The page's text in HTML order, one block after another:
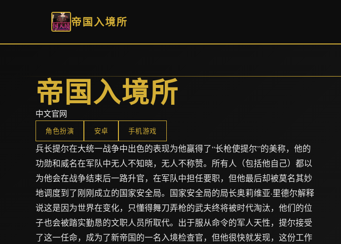
帝国入境所
帝国入境所
中文官网
角色扮演 安卓 手机游戏
兵长提尔在大统一战争中出色的表现为他赢得了“长枪使提尔”的美称，他的
功勋和威名在军队中无人不知晓，无人不称赞。所有人（包括他自己）都以
为他会在战争结束后一路升官，在军队中担任要职，但他最后却被莫名其妙
地调度到了刚刚成立的国家安全局。国家安全局的局长奥莉维亚·里德尔解释
说这是因为世界在变化，只懂得舞刀弄枪的武夫终将被时代淘汰，他们的位
子也会被踏实勤恳的文职人员所取代。出于服从命令的军人天性，提尔接受
了这一任命，成为了新帝国的一名入境检查官，但他很快就发现，这份工作